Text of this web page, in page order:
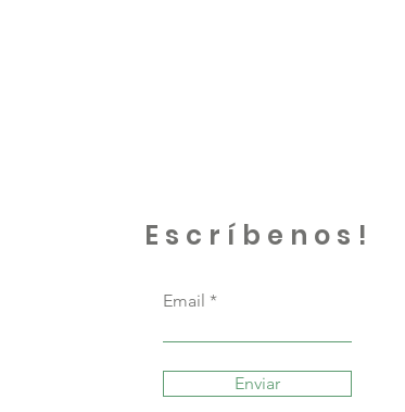
Escríbenos!
Email
Enviar